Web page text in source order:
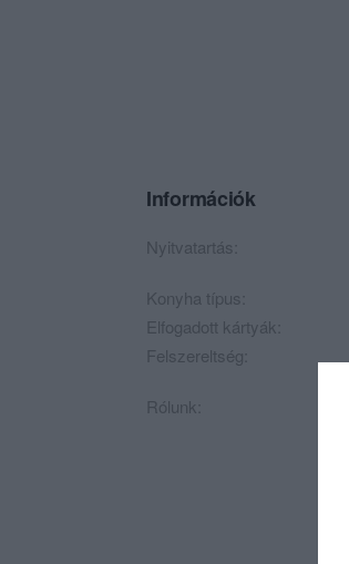
Információk
Nyitvatartás:
Konyha típus:
Elfogadott kártyák:
Felszereltség:
Rólunk: